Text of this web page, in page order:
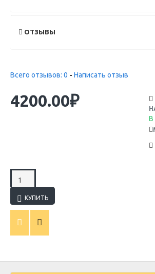
ОТЗЫВЫ
Всего отзывов: 0 - Написать отзыв
4200.00₽
В
КУПИТЬ